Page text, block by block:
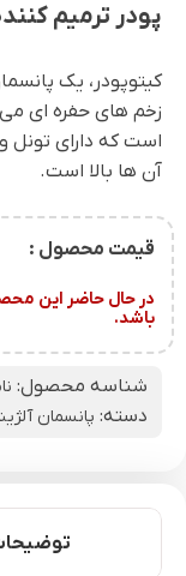
پودر ترمیم
کیتوپودر، یک
زخم های حفره ای
است که دارای تونل
آن ها بالا است.
قیمت محصول :
در حال حاضر این
باشد.
شناسه محصول:
دسته: پانسمان